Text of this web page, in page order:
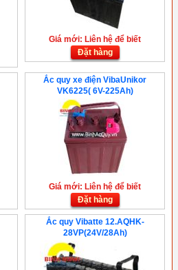
Giá mới: Liên hệ để biết
Đặt hàng
Ắc quy xe điện VibaUnikor
VK6225( 6V-225Ah)
Giá mới: Liên hệ để biết
Đặt hàng
Ắc quy Vibatte 12.AQHK-
28VP(24V/28Ah)